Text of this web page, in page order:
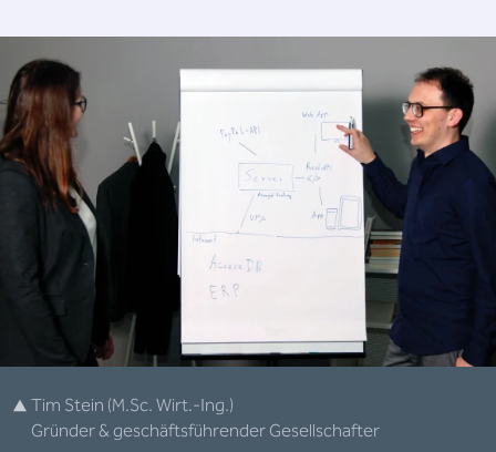
Tim Stein (M.Sc. Wirt.-Ing.)
Gründer & geschäftsführender Gesellschafter